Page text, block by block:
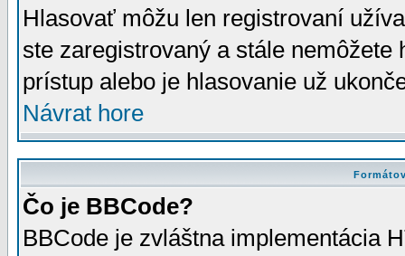
Hlasovať môžu len registrovaní
ste zaregistrovaný a stále
prístup alebo je hlasovanie už
Návrat hore
Čo je BBCode?
BBCode je zvláštna implementácia